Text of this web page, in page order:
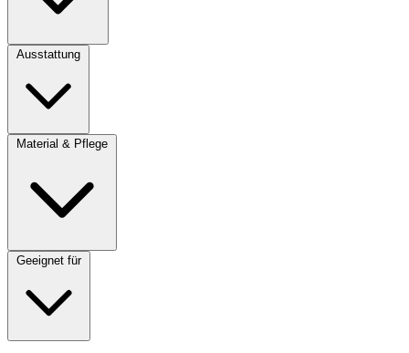
Ausstattung
Material & Pflege
Geeignet für